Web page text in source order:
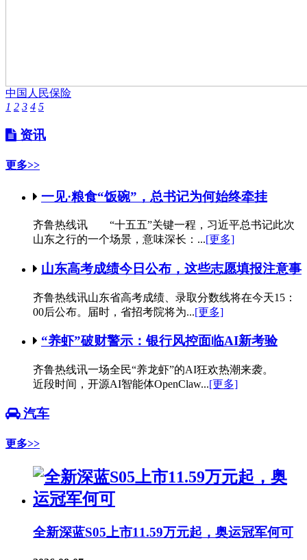
中国人民保险
1 2 3 4 5
资讯
更多>>
一见·粮食“饭碗”，总书记为何始终牵挂
齐鲁热线讯 “十五五”关键一程，习近平总书记此次
山东之行的一个场景，意味深长：...[更多]
山东高考成绩今日公布，这些志愿填报注意事
齐鲁热线讯山东省高考成绩、录取分数线将在今天15：
00后公布。届时，省招考院将为...[更多]
“养虾”破财警示：银行风控面临AI新考验
齐鲁热线讯一场全民“养龙虾”的AI狂欢热潮来袭。
近段时间，开源AI智能体OpenClaw...[更多]
汽车
更多>>
全新深蓝S05上市11.59万元起，奥运冠军何可